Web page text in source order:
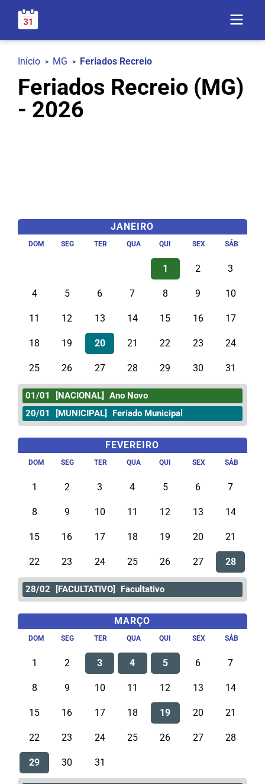
Início MG Feriados Recreio
Feriados Recreio (MG)
- 2026
JANEIRO
DOM SEG TER QUA QUI SEX SÁB
1 2 3
4 5 6 7 8 9 10
11 12 13 14 15 16 17
18 19 20 21 22 23 24
25 26 27 28 29 30 31
01/01 [NACIONAL]
Ano Novo
20/01
[MUNICIPAL] Feriado Municipal
FEVEREIRO
DOM SEG TER QUA QUI SEX SÁB
1 2 3 4 5 6 7
8 9 10 11 12 13 14
15 16 17 18 19 20 21
22 23 24 25 26 27 28
28/02 [FACULTATIVO] Facultativo
MARÇO
DOM SEG TER QUA QUI SEX SÁB
1 2 3 4 5 6 7
8 9 10 11 12 13 14
15 16 17 18 19 20 21
22 23 24 25 26 27 28
29 30 31